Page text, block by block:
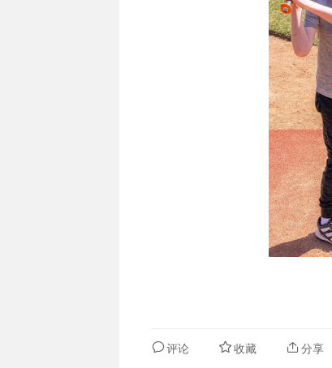
评论 收藏 分享